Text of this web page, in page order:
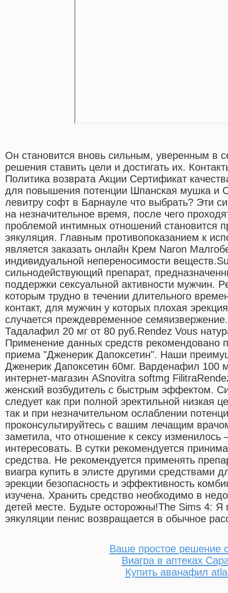
Он становится вновь сильным, уверенным в
решения ставить цели и достигать их.
Политика возврата Акции Сертификат
для повышения потенции Шпанская мушка и
левитру софт в Барнауле что выбрать? Эти
на незначительное время, после чего
проблемой интимных отношений становится
эякуляция. Главным противопоказанием к
является заказать онлайн Крем Naron
индивидуальной непереносимости
сильнодействующий препарат,
поддержки сексуальной активности мужчин.
которым трудно в течении длительного
контакт, для мужчин у которых плохая
случается преждевременное
Тадалафил 20 мг от 80 руб.Rendez Vous
Применение данных средств рекомендовано
приема "Дженерик Дапоксетин". Наши
Дженерик Дапоксетин 60мг. Варденафил 100
интернет-магазин ASnovitra softmg
женский возбудитель с быстрым эффектом.
следует как при полной эректильной низкая
так и при незначительном ослаблении
проконсультируйтесь с вашим лечащим
заметила, что отношение к сексу
интересовать. В сутки рекомендуется
средства. Не рекомендуется применять
виагра купить в элисте другими средствами
эрекции безопасность и эффективность
изучена. Хранить средство необходимо в
детей месте. Будьте осторожны!The Sims 4:
эякуляции пенис возвращается в обычное
Ваше простое решение
Виагра в аптеках
Купить аванафил